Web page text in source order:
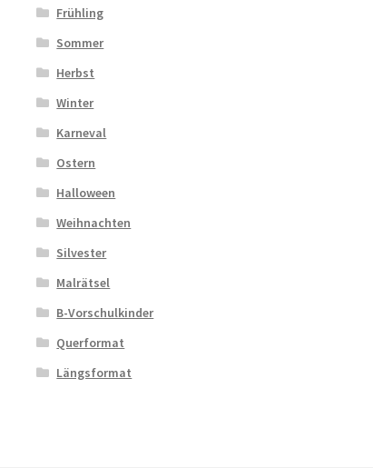
Frühling
Sommer
Herbst
Winter
Karneval
Ostern
Halloween
Weihnachten
Silvester
Malrätsel
B-Vorschulkinder
Querformat
Längsformat